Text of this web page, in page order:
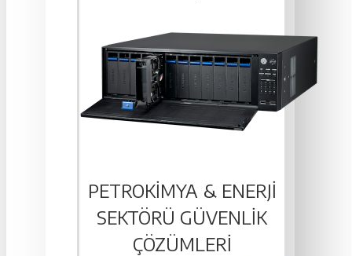
PETROKIMYA & ENERJI
SEKTÖRÜ GÜVENLIK
ÇÖZÜMLERI